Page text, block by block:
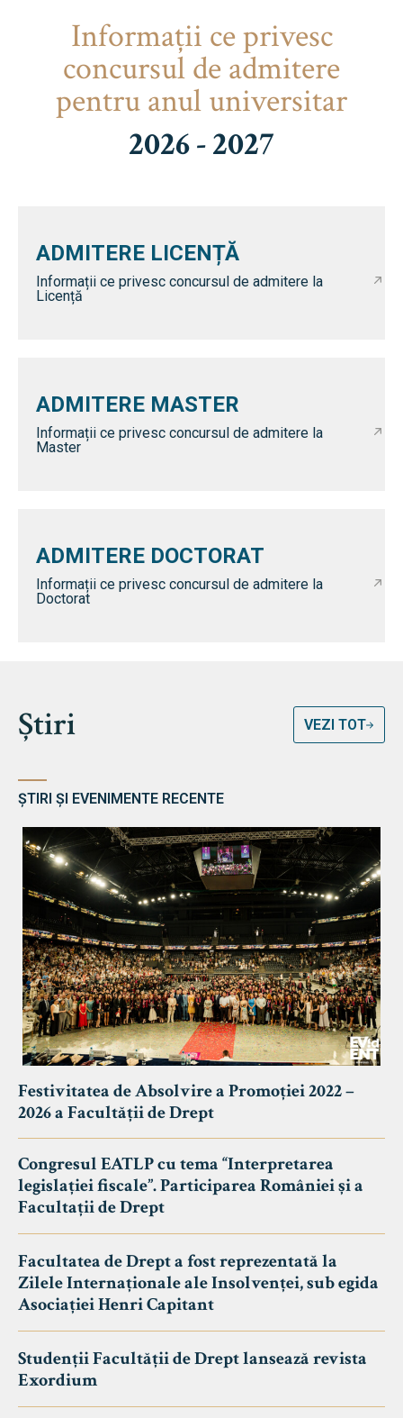
Informaţii ce privesc
concursul de admitere
pentru anul universitar
2026 - 2027
ADMITERE LICENȚĂ
Informații ce privesc concursul de admitere la
Licență
ADMITERE MASTER
Informații ce privesc concursul de admitere la
Master
ADMITERE DOCTORAT
Informații ce privesc concursul de admitere la
Doctorat
Știri VEZI TOT
ȘTIRI ȘI EVENIMENTE RECENTE
Festivitatea de Absolvire a Promoției 2022 –
2026 a Facultății de Drept
Congresul EATLP cu tema “Interpretarea
legislației fiscale”. Participarea României și a
Facultații de Drept
Facultatea de Drept a fost reprezentată la
Zilele Internaționale ale Insolvenței, sub egida
Asociației Henri Capitant
Studenții Facultății de Drept lansează revista
Exordium